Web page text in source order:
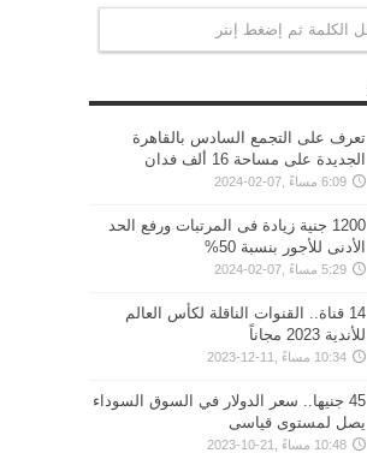
تعرف على التجمع السادس بالقاهرة
الجديدة على مساحة 16 ألف فدان
6:09 مساءً ,07-02-2024
1200 جنية زيادة فى المرتبات ورفع الحد
الأدنى للأجور بنسبة 50%
5:29 مساءً ,07-02-2024
14 قناة.. القنوات الناقلة لكأس العالم
للأندية 2023 مجاناً
10:34 مساءً ,11-12-2023
45 جنيها.. سعر الدولار في السوق السوداء
يصل لمستوى قياسى
10:48 مساءً ,21-10-2023